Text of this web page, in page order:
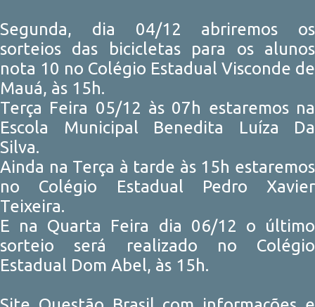
Segunda, dia 04/12 abriremos os
sorteios das bicicletas para os alunos
nota 10 no Colégio Estadual Visconde de
Mauá, às 15h.
Terça Feira 05/12 às 07h estaremos na
Escola Municipal Benedita Luíza Da
Silva.
Ainda na Terça à tarde às 15h estaremos
no Colégio Estadual Pedro Xavier
Teixeira.
E na Quarta Feira dia 06/12 o último
sorteio será realizado no Colégio
Estadual Dom Abel, às 15h.